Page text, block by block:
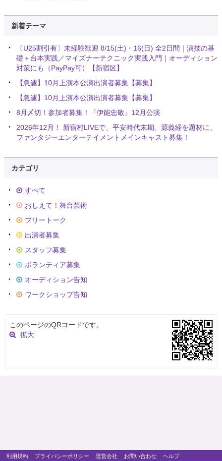
新着テーマ
〔U25割引有〕未経験歓迎 8/15(土)・16(日) 全2日間｜演技の基
礎＋台本実践／マイズナーテクニック実践入門｜オーディション
対策にも（PayPay可）【新宿区】
【急遽】10月上演本公演出演者募集【募集】
【急遽】10月上演本公演出演者募集【募集】
8月〆切！参加者募集！『伊能忠敬』12月公演
2026年12月！ 新宿村LIVEで、平安時代末期、源義経を題材に、
ファンタジーエンターテイメントメインキャスト募集！
カテゴリ
すべて
おしえて！舞台芸術
フリートーク
出演者募集
スタッフ募集
ボランティア募集
オーディション告知
ワークショップ告知
このページのQRコードです。
拡大
利用規約 プライバシーポリシー 運営会社 お問い合わせ
ヘルプ